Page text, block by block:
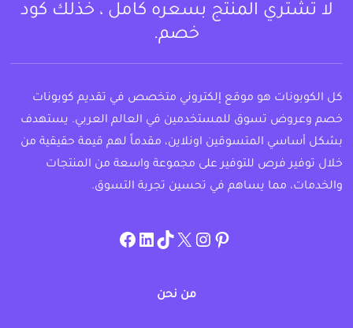
لا تشتري المنتج بسعره كامل ، خذلك كود
خصم.
كل الكوبونات هو موقع إلكتروني متخصص في تقديم كوبونات
خصم وعروض تسوق للمستخدمين في العالم العربي. يستهدف
بشكل أساسي المتسوقين اونلاين، مقدماً لهم قيمة حقيقية من
خلال توفير فرص للتوفير على مجموعة واسعة من المنتجات
والخدمات، مما يساهم في تحسين تجربة التسوق.
pinterest
allcouponat
twitter
TikTok
linkedin
facebook
من نحن